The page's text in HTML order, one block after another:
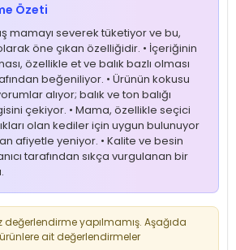
Özeti
mamayı severek tüketiyor ve bu,
öne çıkan özelliğidir. • İçeriğinin
özellikle et ve balık bazlı olması
beğeniliyor. • Ürünün kokusu
alıyor; balık ve ton balığı
çekiyor. • Mama, özellikle seçici
olan kediler için uygun bulunuyor
afiyetle yeniyor. • Kalite ve besin
tarafından sıkça vurgulanan bir
yapılmamış. Aşağıda
ait değerlendirmeler